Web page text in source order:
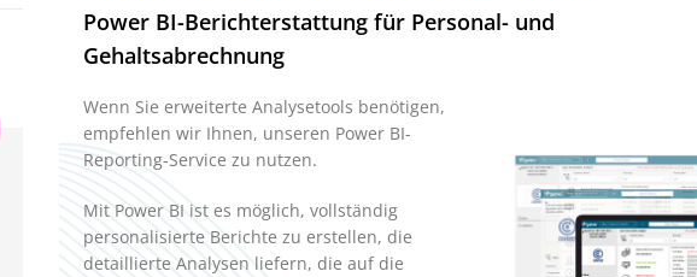
Power BI-Berichterstattung für Personal- und
Gehaltsabrechnung
Wenn Sie erweiterte Analysetools benötigen,
empfehlen wir Ihnen, unseren Power BI-
Reporting-Service zu nutzen.
Mit Power BI ist es möglich, vollständig
personalisierte Berichte zu erstellen, die
detaillierte Analysen liefern, die auf die